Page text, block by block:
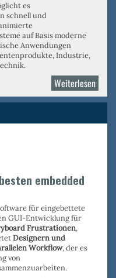
es
schnell und
auf Basis moderne
Anwendungen
Industrie,
Weiterlesen
Crank
embedded
für eingebettete
GUI-Entwicklung für
Frustrationen,
Designern und
Workflow, der es
von